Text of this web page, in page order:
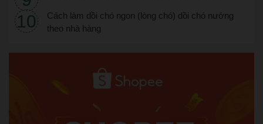
Cách làm dồi chó ngon (lòng chó) dồi chó nướng
theo nhà hàng